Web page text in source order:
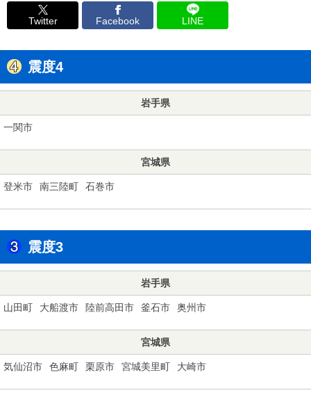
Twitter Facebook LINE
震度4
岩手県
一関市
宮城県
登米市 南三陸町 石巻市
震度3
岩手県
山田町 大船渡市 陸前高田市 釜石市 奥州市
宮城県
気仙沼市 色麻町 栗原市 宮城美里町 大崎市